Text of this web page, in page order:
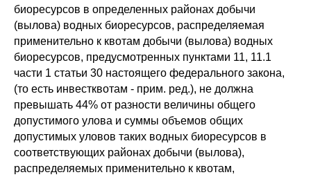
биоресурсов в определенных районах добычи
(вылова) водных биоресурсов, распределяемая
применительно к квотам добычи (вылова) водных
биоресурсов, предусмотренных пунктами 11, 11.1
части 1 статьи 30 настоящего федерального закона,
(то есть инвестквотам - прим. ред.), не должна
превышать 44% от разности величины общего
допустимого улова и суммы объемов общих
допустимых уловов таких водных биоресурсов в
соответствующих районах добычи (вылова),
распределяемых применительно к квотам,